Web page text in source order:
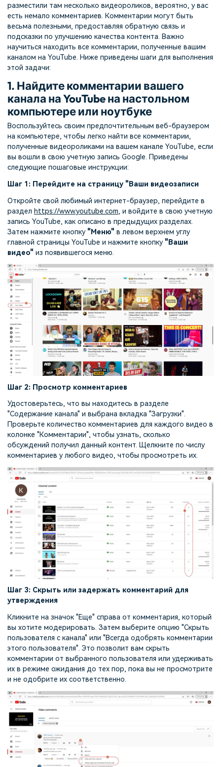
разместили там несколько видеороликов, вероятно, у вас
есть немало комментариев. Комментарии могут быть
весьма полезными, предоставляя обратную связь и
подсказки по улучшению качества контента. Важно
научиться находить все комментарии, полученные вашим
каналом на YouTube. Ниже приведены шаги для выполнения
этой задачи:
1. Найдите комментарии вашего
канала на YouTube на настольном
компьютере или ноутбуке
Воспользуйтесь своим предпочтительным веб-браузером
на компьютере, чтобы легко найти все комментарии,
полученные видеороликами на вашем канале YouTube, если
вы вошли в свою учетную запись Google. Приведены
следующие пошаговые инструкции:
Шаг 1: Перейдите на страницу "Ваши видеозаписи
Откройте свой любимый интернет-браузер, перейдите в
раздел https://www.youtube.com, и войдите в свою учетную
запись YouTube, как описано в предыдущих разделах.
Затем нажмите кнопку "Меню" в левом верхнем углу
главной страницы YouTube и нажмите кнопку "Ваши
видео" из появившегося меню.
Шаг 2: Просмотр комментариев
Удостоверьтесь, что вы находитесь в разделе
"Содержание канала" и выбрана вкладка "Загрузки".
Проверьте количество комментариев для каждого видео в
колонке "Комментарии", чтобы узнать, сколько
обсуждений получил данный контент. Щелкните по числу
комментариев у любого видео, чтобы просмотреть их.
Шаг 3: Скрыть или задержать комментарий для
утверждения
Кликните на значок "Еще" справа от комментария, который
вы хотите модерировать. Затем выберите опцию "Скрыть
пользователя с канала" или "Всегда одобрять комментарии
этого пользователя". Это позволит вам скрыть
комментарии от выбранного пользователя или удерживать
их в режиме ожидания до тех пор, пока вы не просмотрите
и не одобрите их соответственно.